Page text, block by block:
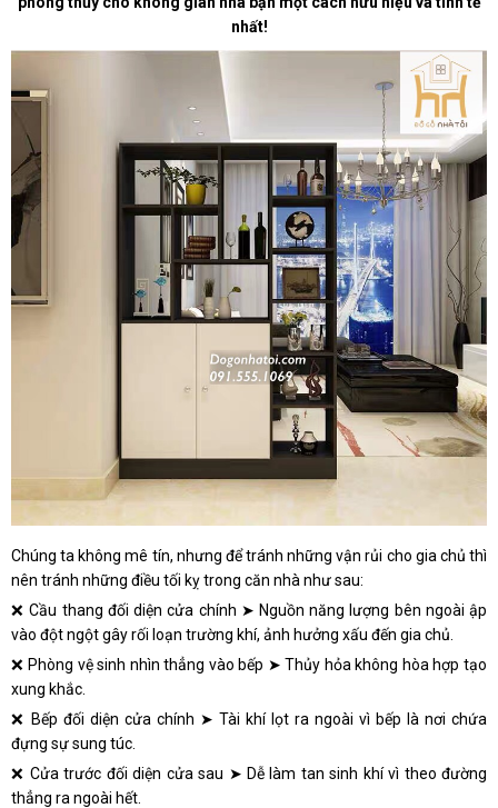
nhất!
Chúng ta không mê tín, nhưng để tránh những vận rủi cho gia chủ thì
nên tránh những điều tối kỵ trong căn nhà như sau:
❌ Cầu thang đối diện cửa chính ➤ Nguồn năng lượng bên ngoài ập
vào đột ngột gây rối loạn trường khí, ảnh hưởng xấu đến gia chủ.
❌ Phòng vệ sinh nhìn thẳng vào bếp ➤ Thủy hỏa không hòa hợp tạo
xung khắc.
❌ Bếp đối diện cửa chính ➤ Tài khí lọt ra ngoài vì bếp là nơi chứa
đựng sự sung túc.
❌ Cửa trước đối diện cửa sau ➤ Dễ làm tan sinh khí vì theo đường
thẳng ra ngoài hết.